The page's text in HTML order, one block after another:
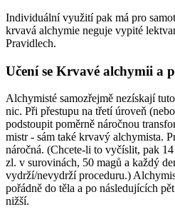
Individuální využití pak má pro
krvavá alchymie neguje vypité
Pravidlech.
Učení se Krvavé alchymii a
Alchymisté samozřejmě nezískají
nic. Při přestupu na třetí úroveň
podstoupit poměrně náročnou
mistr - sám také krvavý alchymista.
náročná. (Chcete-li to vyčíslit, pak
zl. v surovinách, 50 magů a každý
vydrží/nevydrží proceduru.)
pořádně do těla a po následujících
nižší.